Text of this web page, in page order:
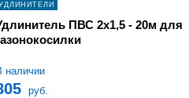
ПВС 2х1,5 - 20м для
наличии
руб.